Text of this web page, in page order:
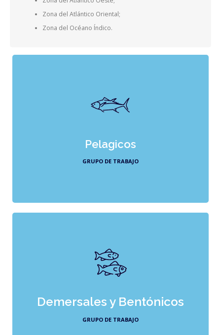
Zona del Atlántico Oriental;
Zona del Océano Índico.
Pelagicos
GRUPO DE TRABAJO
MIEMBROS
Demersales y Bentónicos
GRUPO DE TRABAJO
Demersales y Bentónicos
MIEMBROS